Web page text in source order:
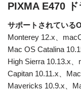
PIXMA E470
サポートされている
Monterey 12.x、
Mac OS Catalina
High Sierra 10.13.x
Capitan 10.11.x、
Mavericks 10.9.x、